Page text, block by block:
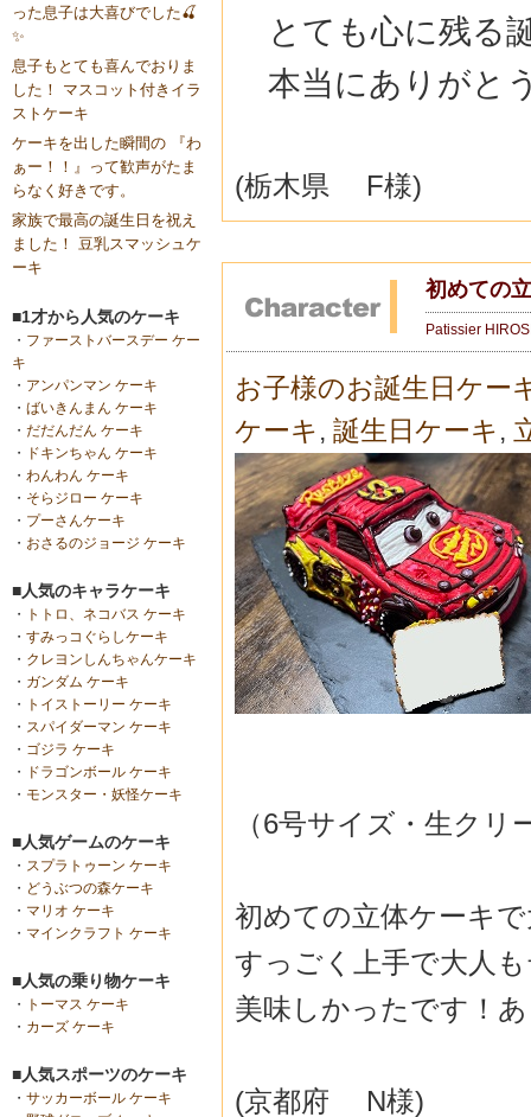
った息子は大喜びでした🍒
✨
息子もとても喜んでおりま
した！ マスコット付きイラ
ストケーキ
ケーキを出した瞬間の 『わ
ぁー！！』って歓声がたま
らなく好きです。
家族で最高の誕生日を祝え
ました！ 豆乳スマッシュケ
ーキ
■1才から人気のケーキ
・ ファーストバースデー ケー
キ
・ アンパンマン ケーキ
・ ばいきんまん ケーキ
・ だだんだん ケーキ
・
ドキンちゃん ケーキ
・ わんわん ケーキ
・ そらジロー ケーキ
・ プーさんケーキ
・ おさるのジョージ ケーキ
■人気のキャラケーキ
・
トトロ、ネコバス ケーキ
・ すみっコぐらしケーキ
・ クレヨンしんちゃんケーキ
・ ガンダム ケーキ
・
トイストーリー ケーキ
・ スパイダーマン ケーキ
・ ゴジラ ケーキ
・
ドラゴンボール ケーキ
・ モンスター・妖怪ケーキ
■人気ゲームのケーキ
・ スプラトゥーン ケーキ
・ どうぶつの森ケーキ
・ マリオ ケーキ
・ マインクラフト ケーキ
■人気の乗り物ケーキ
・
トーマス ケーキ
・ カーズ ケーキ
■人気スポーツのケーキ
・ サッカーボール ケーキ
とても心に残る
本当にありがと
(栃木県 F様)
初めての
Patissier
お子様のお誕生日ケー
ケーキ , 誕生日ケーキ ,
（6号サイズ・生クリ
初めての立体ケーキ
すっごく上手で大人
美味しかったです！
(京都府 N様)